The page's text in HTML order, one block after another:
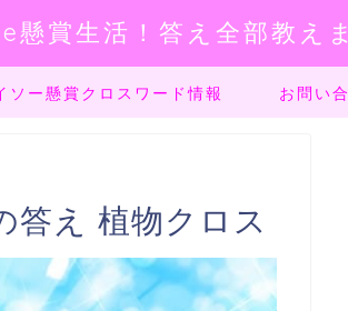
懸賞生活！答え全部教え
ソー懸賞クロスワード情報 お問い
答え 植物クロス